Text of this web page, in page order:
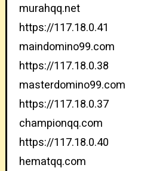
murahqq.net
https://117.18.0.41
maindomino99.com
https://117.18.0.38
masterdomino99.com
https://117.18.0.37
championqq.com
https://117.18.0.40
hematqq.com